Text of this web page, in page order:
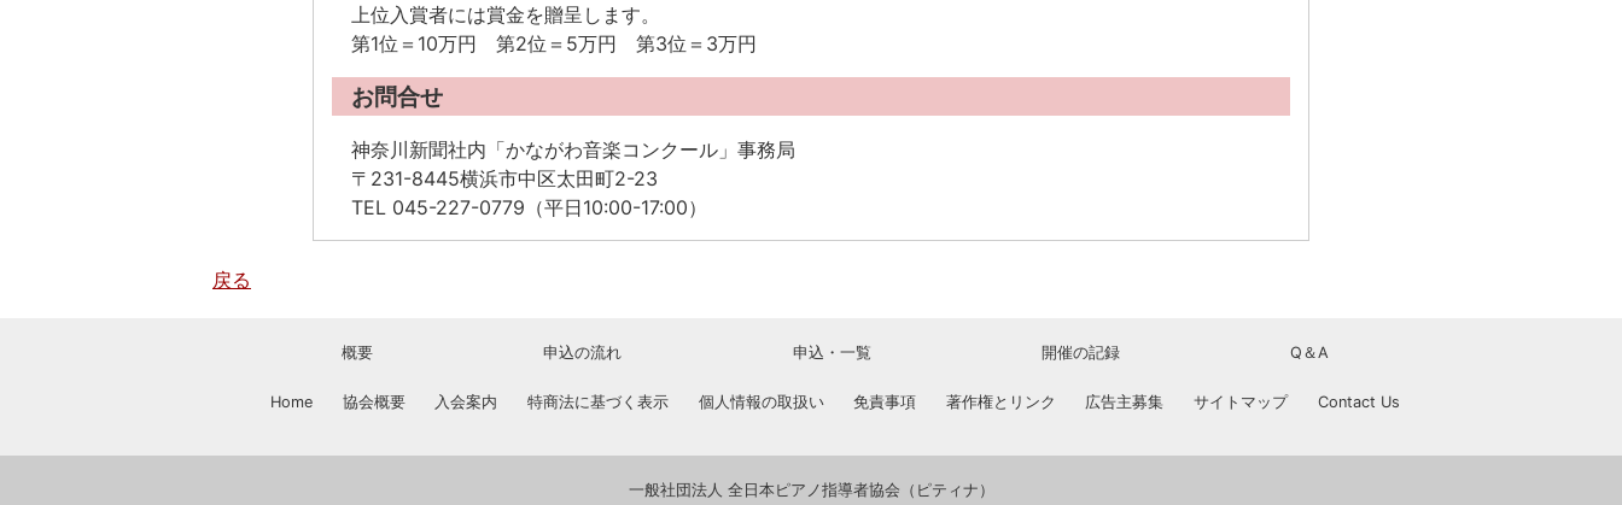
上位入賞者には賞金を贈呈します。
第1位＝10万円 第2位＝5万円 第3位＝3万円
お問合せ
神奈川新聞社内「かながわ音楽コンクール」事務局
〒231-8445横浜市中区太田町2-23
TEL 045-227-0779（平日10:00-17:00）
戻る
概要 申込の流れ 申込・一覧 開催の記録 Q＆A
Home 協会概要 入会案内 特商法に基づく表示 個人情報の取扱い 免責事項 著作権とリンク 広告主募集 サイトマップ Contact Us
一般社団法人 全日本ピアノ指導者協会（ピティナ）